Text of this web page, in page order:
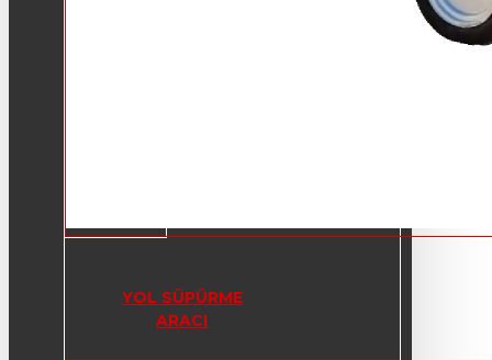
YOL SÜPÜRME
ARACI